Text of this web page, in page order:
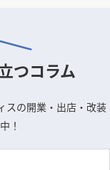
つコラム
スの開業・出店・改装
！